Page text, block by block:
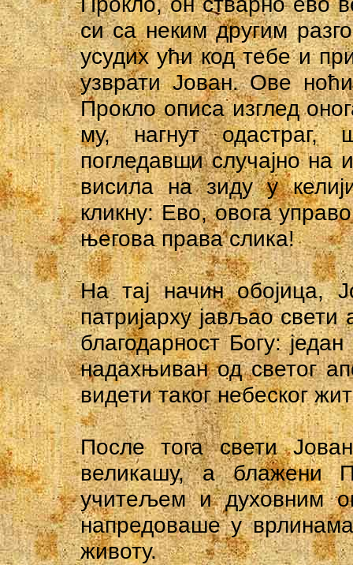
си са неким другим
усудих ући код тебе и
узврати Јован. Ове
Прокло описа изглед
му, нагнут
погледавши случајно на
висила на зиду у
кликну: Ево, овога
његова права слика!
На тај начин обојица,
патријарху јављао
благодарност Богу:
надахњиван од светог
видети таког небеског
После тога свети
великашу, а блажени
учитељем и духовним
напредоваше у
животу.